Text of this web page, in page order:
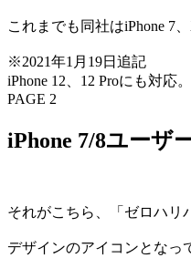
これまでも同社はiPhone 7
※2021年1月19日追記
iPhone 12、12 Proにも対応。
PAGE 2
iPhone 7/8ユーザ
それがこちら、「ゼロハリ
デザインのアイコンとなっ